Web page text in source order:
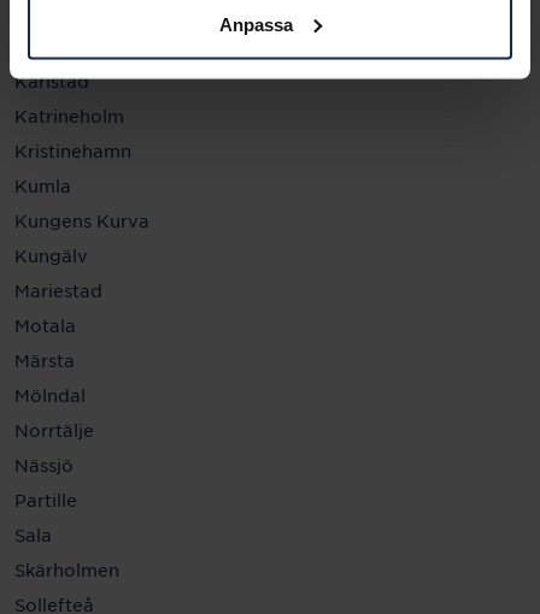
Anpassa
Karlstad
Katrineholm
Kristinehamn
Kumla
Kungens Kurva
Kungälv
Mariestad
Motala
Märsta
Mölndal
Norrtälje
Nässjö
Partille
Sala
Skärholmen
Sollefteå